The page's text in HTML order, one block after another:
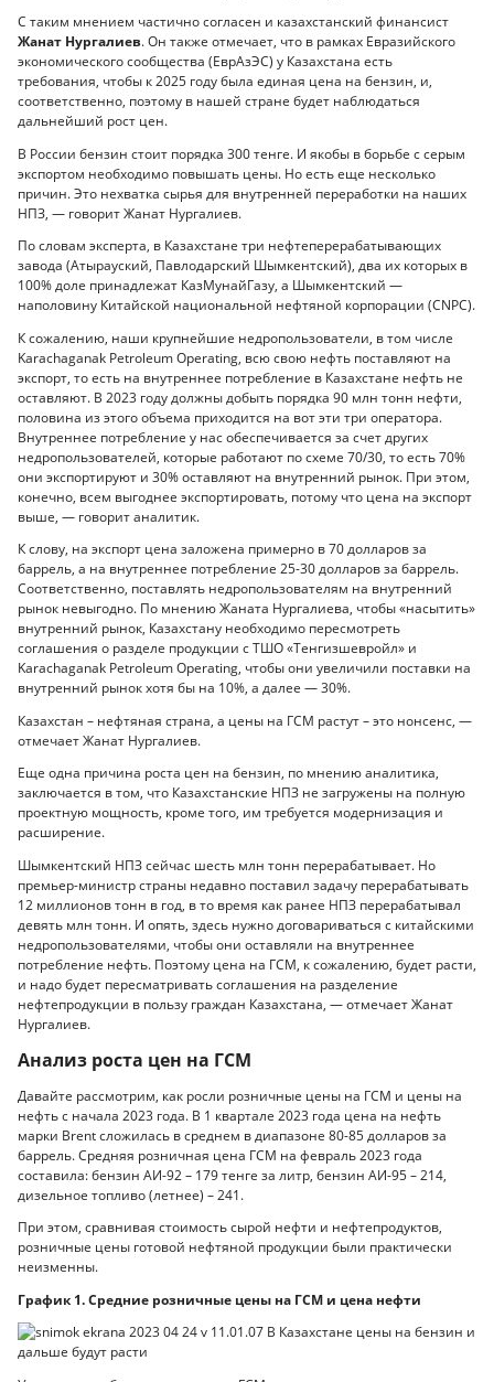
С таким мнением частично согласен и казахстанский финансист
Жанат Нургалиев. Он также отмечает, что в рамках Евразийского
экономического сообщества (ЕврАзЭС) у Казахстана есть
требования, чтобы к 2025 году была единая цена на бензин, и,
соответственно, поэтому в нашей стране будет наблюдаться
дальнейший рост цен.
В России бензин стоит порядка 300 тенге. И якобы в борьбе с серым
экспортом необходимо повышать цены. Но есть еще несколько
причин. Это нехватка сырья для внутренней переработки на наших
НПЗ, — говорит Жанат Нургалиев.
По словам эксперта, в Казахстане три нефтеперерабатывающих
завода (Атырауский, Павлодарский Шымкентский), два их которых в
100% доле принадлежат КазМунайГазу, а Шымкентский —
наполовину Китайской национальной нефтяной корпорации (CNPC).
К сожалению, наши крупнейшие недропользователи, в том числе
Karachaganak Petroleum Operating, всю свою нефть поставляют на
экспорт, то есть на внутреннее потребление в Казахстане нефть не
оставляют. В 2023 году должны добыть порядка 90 млн тонн нефти,
половина из этого объема приходится на вот эти три оператора.
Внутреннее потребление у нас обеспечивается за счет других
недропользователей, которые работают по схеме 70/30, то есть 70%
они экспортируют и 30% оставляют на внутренний рынок. При этом,
конечно, всем выгоднее экспортировать, потому что цена на экспорт
выше, — говорит аналитик.
К слову, на экспорт цена заложена примерно в 70 долларов за
баррель, а на внутреннее потребление 25-30 долларов за баррель.
Соответственно, поставлять недропользователям на внутренний
рынок невыгодно. По мнению Жаната Нургалиева, чтобы «насытить»
внутренний рынок, Казахстану необходимо пересмотреть
соглашения о разделе продукции с ТШО «Тенгизшевройл» и
Karachaganak Petroleum Operating, чтобы они увеличили поставки на
внутренний рынок хотя бы на 10%, а далее — 30%.
Казахстан – нефтяная страна, а цены на ГСМ растут – это нонсенс, —
отмечает Жанат Нургалиев.
Еще одна причина роста цен на бензин, по мнению аналитика,
заключается в том, что Казахстанские НПЗ не загружены на полную
проектную мощность, кроме того, им требуется модернизация и
расширение.
Шымкентский НПЗ сейчас шесть млн тонн перерабатывает. Но
премьер-министр страны недавно поставил задачу перерабатывать
12 миллионов тонн в год, в то время как ранее НПЗ перерабатывал
девять млн тонн. И опять, здесь нужно договариваться с китайскими
недропользователями, чтобы они оставляли на внутреннее
потребление нефть. Поэтому цена на ГСМ, к сожалению, будет расти,
и надо будет пересматривать соглашения на разделение
нефтепродукции в пользу граждан Казахстана, — отмечает Жанат
Нургалиев.
Анализ роста цен на ГСМ
Давайте рассмотрим, как росли розничные цены на ГСМ и цены на
нефть с начала 2023 года. В 1 квартале 2023 года цена на нефть
марки Brent сложилась в среднем в диапазоне 80-85 долларов за
баррель. Средняя розничная цена ГСМ на февраль 2023 года
составила: бензин АИ-92 – 179 тенге за литр, бензин АИ-95 – 214,
дизельное топливо (летнее) – 241.
При этом, сравнивая стоимость сырой нефти и нефтепродуктов,
розничные цены готовой нефтяной продукции были практически
неизменны.
График 1. Средние розничные цены на ГСМ и цена нефти